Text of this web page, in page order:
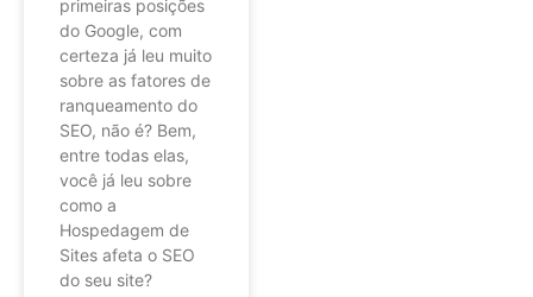
primeiras posições
do Google, com
certeza já leu muito
sobre as fatores de
ranqueamento do
SEO, não é? Bem,
entre todas elas,
você já leu sobre
como a
Hospedagem de
Sites afeta o SEO
do seu site?